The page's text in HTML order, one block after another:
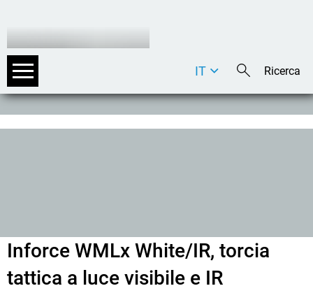
DE
IT
Inforce WMLx White/IR, torcia
tattica a luce visibile e IR